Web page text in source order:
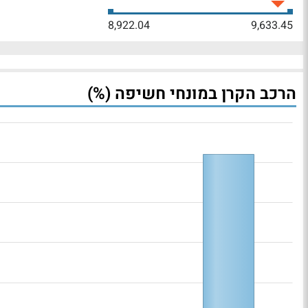
9,633.45
8,922.04
הרכב הקרן במונחי חשיפה (%)